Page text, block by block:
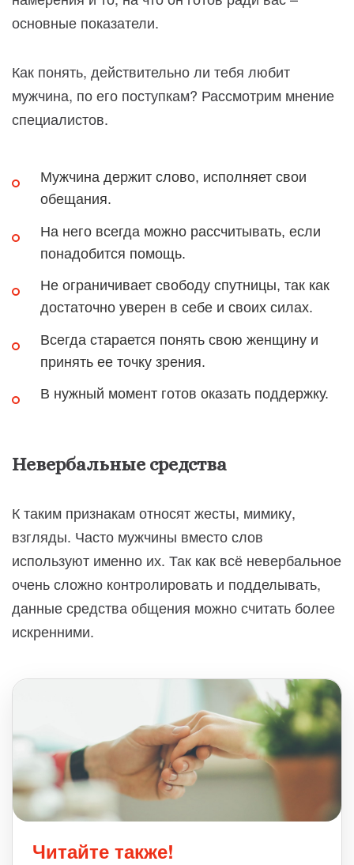
основные показатели.
Как понять, действительно ли тебя любит
мужчина, по его поступкам? Рассмотрим мнение
специалистов.
Мужчина держит слово, исполняет свои
обещания.
На него всегда можно рассчитывать, если
понадобится помощь.
Не ограничивает свободу спутницы, так как
достаточно уверен в себе и своих силах.
Всегда старается понять свою женщину и
принять ее точку зрения.
В нужный момент готов оказать поддержку.
Невербальные средства
К таким признакам относят жесты, мимику,
взгляды. Часто мужчины вместо слов
используют именно их. Так как всё невербальное
очень сложно контролировать и подделывать,
данные средства общения можно считать более
искренними.
Читайте также!